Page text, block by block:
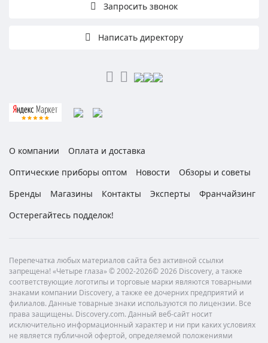
Запросить звонок
Написать директору
О компании
Оплата и доставка
Оптические приборы оптом
Новости
Обзоры и советы
Бренды
Магазины Контакты Эксперты
Франчайзинг
Остерегайтесь подделок!
Перепечатка любых материалов сайта без активной ссылки
запрещена! «Четыре глаза» © 2002-2026© 2026 Discovery, а также
соответствующие логотипы и торговые марки являются товарными
знаками компании Discovery, а также ее дочерних предприятий и
филиалов. Данные товарные знаки используются по лицензии. Все
права защищены. Discovery.com. Данный веб-сайт носит
исключительно информационный характер и ни при каких условиях
не является публичной офертой, определяемой положениями